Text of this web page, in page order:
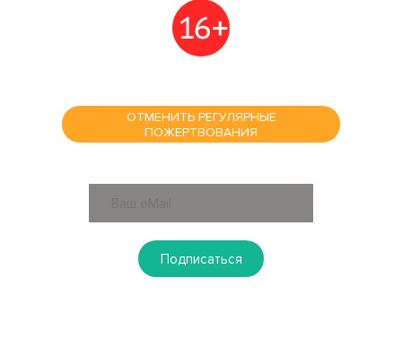
ОТМЕНИТЬ РЕГУЛЯРНЫЕ
ПОЖЕРТВОВАНИЯ
Подписаться